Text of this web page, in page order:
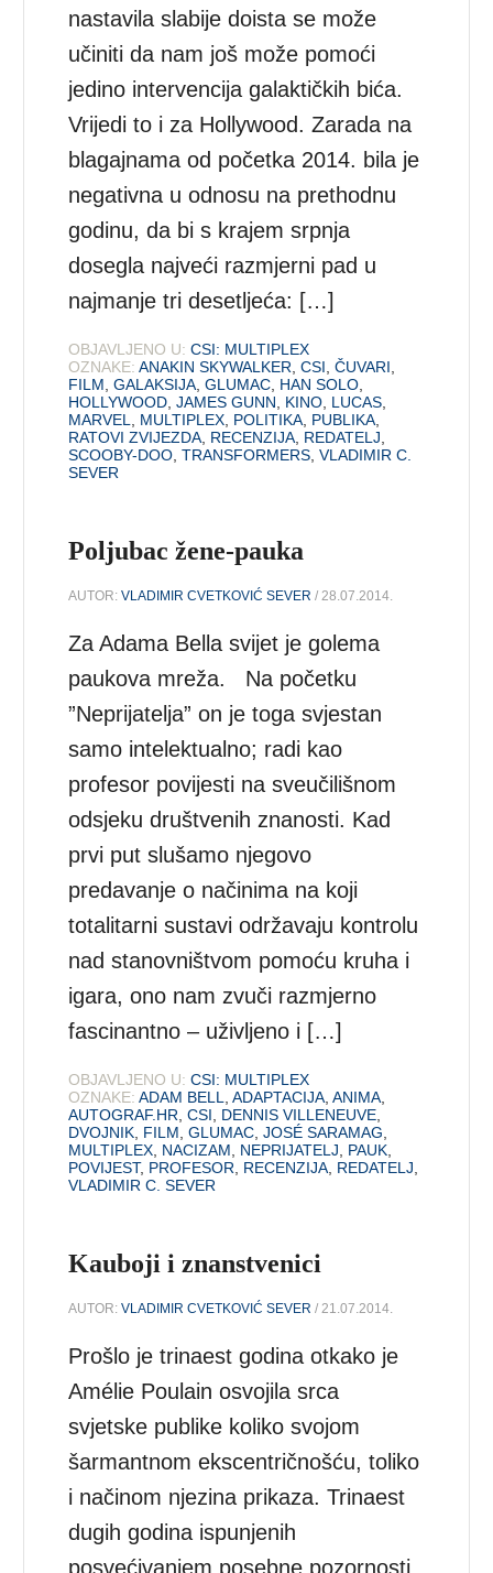
nastavila slabije doista se može
učiniti da nam još može pomoći
jedino intervencija galaktičkih bića.
Vrijedi to i za Hollywood. Zarada na
blagajnama od početka 2014. bila je
negativna u odnosu na prethodnu
godinu, da bi s krajem srpnja
dosegla najveći razmjerni pad u
najmanje tri desetljeća: […]
OBJAVLJENO U: CSI: MULTIPLEX
OZNAKE: ANAKIN SKYWALKER ,CSI ,ČUVARI
FILM ,GALAKSIJA ,GLUMAC HAN SOLO
HOLLYWOOD ,JAMES GUNN KINO LUCAS
MARVEL
MULTIPLEX POLITIKA PUBLIKA
RATOVI ZVIJEZDA RECENZIJA REDATELJ
SCOOBY-DOO ,TRANSFORMERS ,VLADIMIR C.
SEVER
Poljubac žene-pauka
AUTOR:VLADIMIR CVETKOVIĆ SEVER / 28.07.2014.
Za Adama Bella svijet je golema
paukova mreža. Na početku
”Neprijatelja” on je toga svjestan
samo intelektualno; radi kao
profesor povijesti na sveučilišnom
odsjeku društvenih znanosti. Kad
prvi put slušamo njegovo
predavanje o načinima na koji
totalitarni sustavi održavaju kontrolu
nad stanovništvom pomoću kruha i
igara, ono nam zvuči razmjerno
fascinantno – uživljeno i […]
OBJAVLJENO U: CSI: MULTIPLEX
OZNAKE: ADAM BELL ,ADAPTACIJA ,ANIMA
AUTOGRAF.HR ,CSI DENNIS VILLENEUVE
DVOJNIK FILM ,GLUMAC ,JOSÉ SARAMAG
MULTIPLEX NACIZAM NEPRIJATELJ PAUK
POVIJEST, PROFESOR RECENZIJA REDATELJ
VLADIMIR C. SEVER
Kauboji i znanstvenici
AUTOR:VLADIMIR CVETKOVIĆ SEVER / 21.07.2014.
Prošlo je trinaest godina otkako je
Amélie Poulain osvojila srca
svjetske publike koliko svojom
šarmantnom ekscentričnošću, toliko
i načinom njezina prikaza. Trinaest
dugih godina ispunjenih
posvećivanjem posebne pozornosti